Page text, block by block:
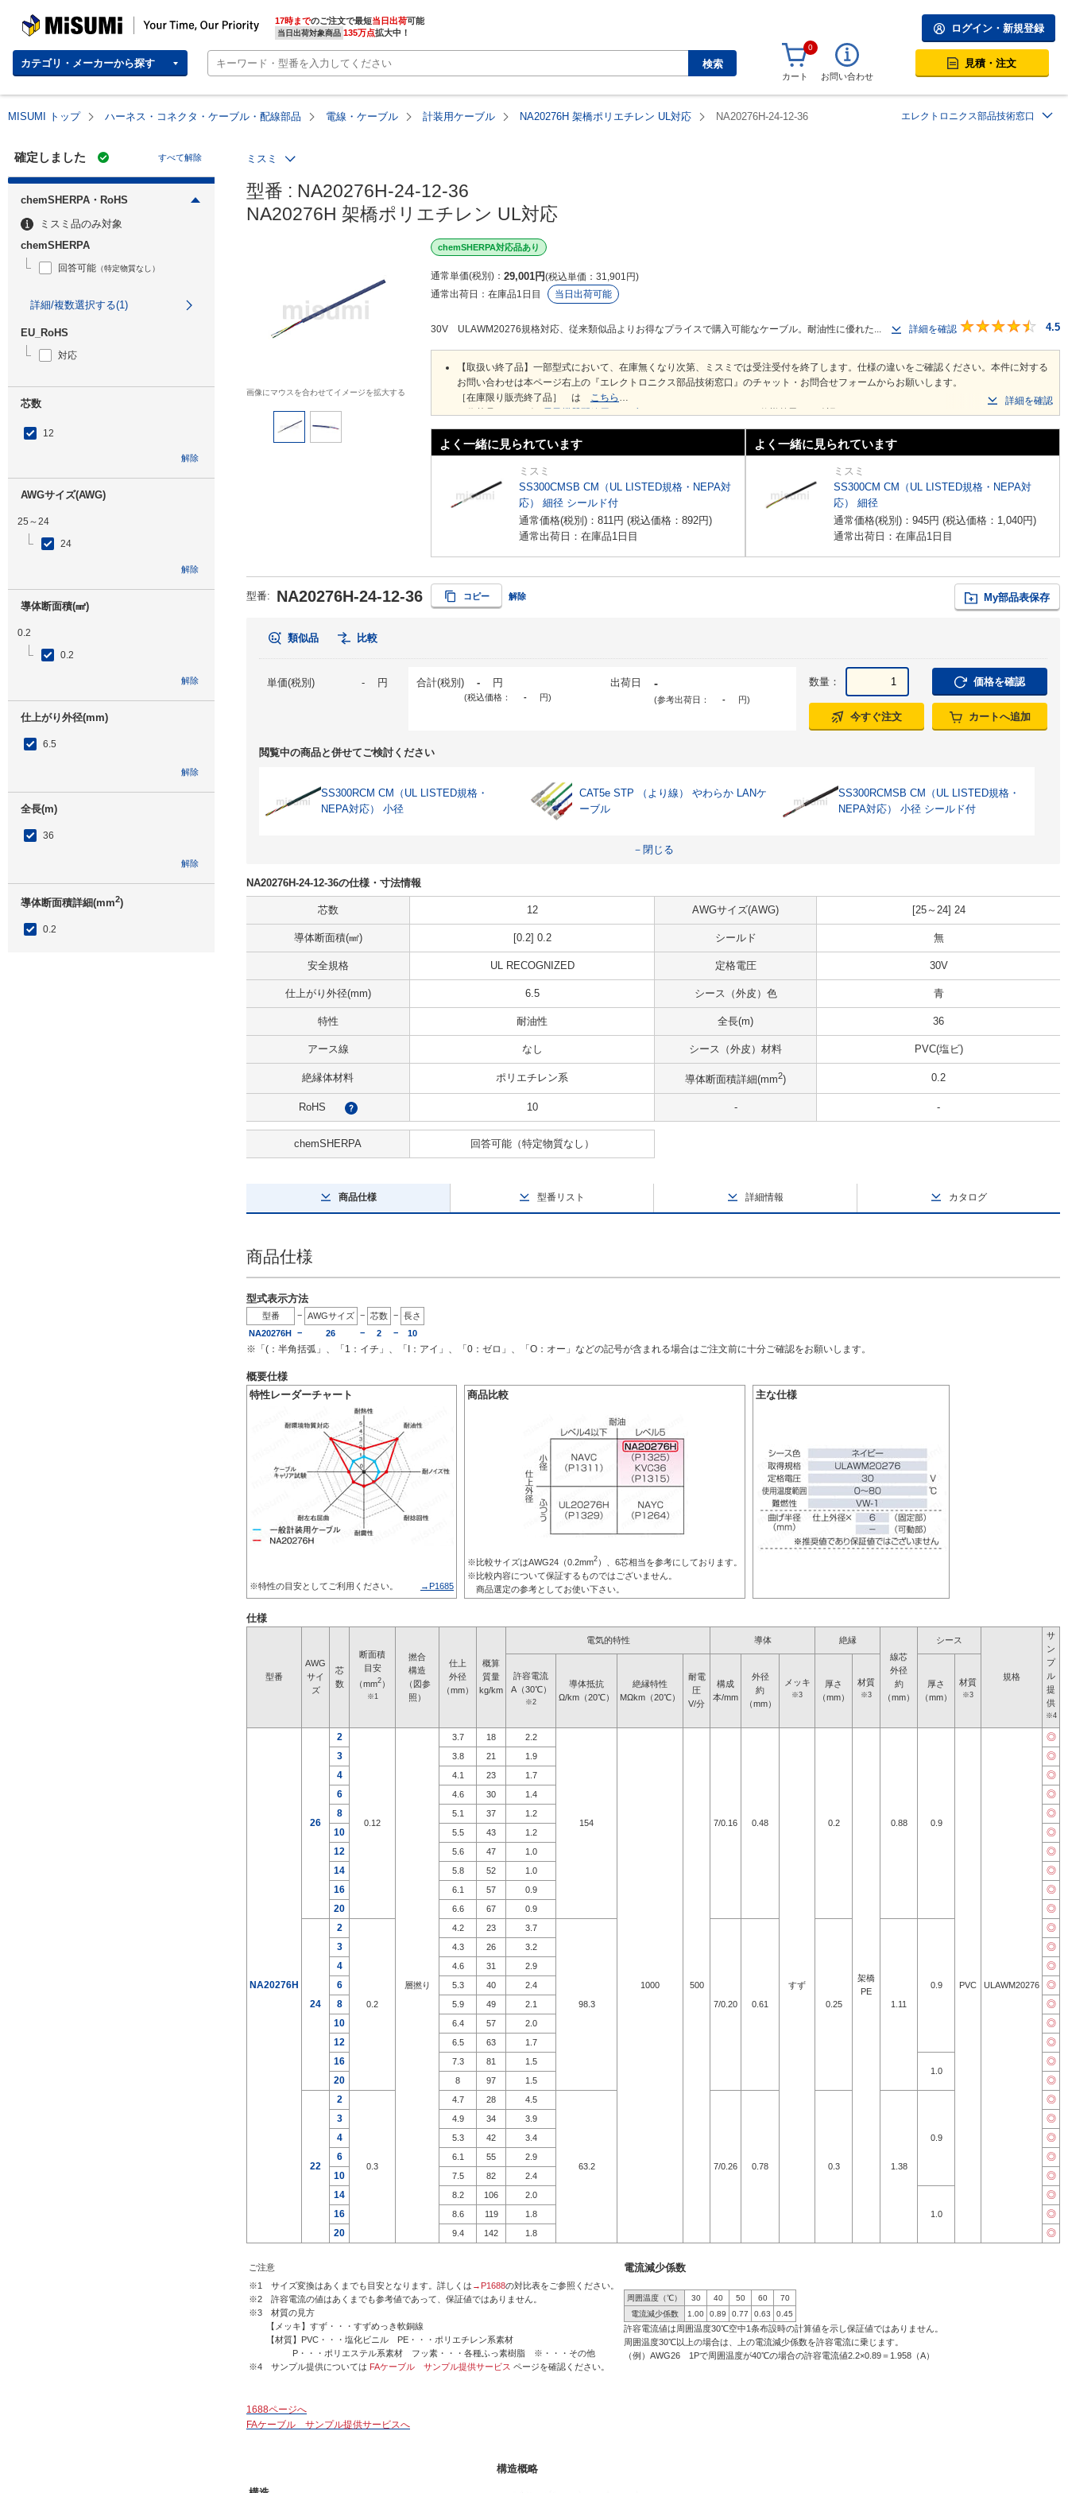
MISUMI | Your Time, Our Priority 17時までのご注文で最短当日出荷
当日出荷対象商品 135万点拡大中！
カテゴリ・メーカーから探す 検索
ログイン・新規登録
0
カート お問い合わせ
見積・注文
MISUMI トップ ハーネス・コネクタ・ケーブル・配線部品 電線・ケーブル 計装用ケーブル NA20276H 架橋ポリエチレン UL対応 NA20276H-24-12-36 エレクトロニクス部品技術窓口
確定しました すべて解除
chemSHERPA・RoHS
ミスミ品のみ対象
chemSHERPA
回答可能 （特定物質なし）
詳細/複数選択する(1)
EU_RoHS
対応
芯数
12
解除
AWGサイズ(AWG)
25～24
24
解除
導体断面積(㎟)
0.2
0.2
解除
仕上がり外径(mm)
6.5
解除
全長(m)
36
解除
導体断面積詳細(mm2)
0.2
ミスミ
型番 : NA20276H-24-12-36
NA20276H 架橋ポリエチレン UL対応
画像にマウスを合わせてイメージを拡大する
chemSHERPA対応品あり
通常単価(税別) 29,001円 税込単価 31,901 円
通常出荷日： 在庫品1日目 当日出荷可能
30V ULAWM20276規格対応、従来類似品よりお得なプライスで購入可能なケーブル。耐油性に優れた... 詳細を確認 4.5
【取扱い終了品】一部型式において、在庫無くなり次第、ミスミでは受注受付を終了します。仕様の違いをご確認ください。本件に対する
お問い合わせは本ページ右上の『エレクトロニクス部品技術窓口』のチャット・お問合せフォームからお願いします。
［在庫限り販売終了品］ は こちら
※代替品シリーズ電子機器配線用ケーブル HK／20276 XL LFから仕様差異をご確認ください。
詳細を確認
よく一緒に見られています
ミスミ
SS300CMSB CM（UL LISTED規格・NEPA対
応） 細径 シールド付
通常価格(税別)： 811円 (税込価格： 892円)
通常出荷日：在庫品1日目
よく一緒に見られています
ミスミ
SS300CM CM（UL LISTED規格・NEPA対
応） 細径
通常価格(税別)： 945円 (税込価格： 1,040円)
通常出荷日：在庫品1日目
型番: NA20276H-24-12-36 コピー 解除 My部品表保存
類似品 比較
単価(税別) - 円 合計(税別) - 円
(税込価格： - 円)
出荷日 -
(参考出荷日： - 円)
数量： 価格を確認
今すぐ注文 カートへ追加
閲覧中の商品と併せてご検討ください
SS300RCM CM（UL LISTED規格・
NEPA対応） 小径
CAT5e STP （より線） やわらか LANケ
ーブル
SS300RCMSB CM（UL LISTED規格・
NEPA対応） 小径 シールド付
－閉じる
NA20276H-24-12-36の仕様・寸法情報
芯数 12 AWGサイズ(AWG) [25～24] 24
導体断面積(㎟) [0.2] 0.2 シールド 無
安全規格 UL RECOGNIZED 定格電圧 30V
仕上がり外径(mm) 6.5 シース（外皮）色 青
特性 耐油性 全長(m) 36
アース線 なし シース（外皮）材料 PVC(塩ビ)
絶縁体材料 ポリエチレン系 導体断面積詳細(mm2) 0.2
RoHS ? 10 - -
chemSHERPA 回答可能（特定物質なし）
商品仕様 型番リスト 詳細情報 カタログ
商品仕様
型式表示方法
型番 − AWGサイズ − 芯数 − 長さ
NA20276H − 26 − 2 − 10
※「(：半角括弧」、「1：イチ」、「I：アイ」、「0：ゼロ」、「O：オー」などの記号が含まれる場合はご注文前に十分ご確認をお願いします。
概要仕様
特性レーダーチャート
商品比較 主な仕様
※比較サイズはAWG24（0.2mm2 ）、6芯相当を参考にしております。
※比較内容について保証するものではございません。
商品選定の参考としてお使い下さい。
※特性の目安としてご利用ください。 →P1685
仕様
型番
AWG
サイ
ズ
芯
数
断面積
目安
（mm2 ）
※1
撚合
構造
（図参
照）
仕上
外径
（mm）
概算
質量
kg/km
電気的特性 導体
絶縁
線芯
外径
約
（mm）
シース
規格
サ
ン
プ
ル
提
供
※4
許容電流
A（30℃）
※2
導体抵抗
Ω/km（20℃）
絶縁特性
MΩkm（20℃）
耐電
圧
V/分
構成
本/mm
外径
約
（mm）
メッキ
※3
厚さ
（mm）
材質
※3
厚さ
（mm）
材質
※3
NA20276H
26
2
0.12
層撚り
3.7 18 2.2
154
1000 500
7/0.16 0.48
すず
0.2
架橋
PE
0.88 0.9
PVC ULAWM20276
◎
3
3.8 21 1.9
◎
4
4.1 23 1.7
◎
6
4.6 30 1.4
◎
8
5.1 37 1.2
◎
10
5.5 43 1.2
◎
12
5.6 47 1.0
◎
14
5.8 52 1.0
◎
16
6.1 57 0.9
◎
20
6.6 67 0.9 ◎
24
2
0.2
4.2 23 3.7
98.3 7/0.20 0.61 0.25 1.11
0.9
◎
3
4.3 26 3.2
◎
4
4.6 31 2.9
◎
6
5.3 40 2.4
◎
8
5.9 49 2.1
◎
10
6.4 57 2.0
◎
12
6.5 63 1.7
◎
16
7.3 81
1.5
1.0
◎
20
8 97 1.5 ◎
22
2
0.3
4.7 28 4.5
63.2 7/0.26 0.78 0.3 1.38
0.9
◎
3
4.9 34 3.9
◎
4
5.3 42 3.4
◎
6
6.1 55 2.9
◎
10
7.5 82 2.4
◎
14
8.2 106
2.0
1.0
◎
16
8.6 119 1.8
◎
20
9.4 142 1.8 ◎
ご注意 電流減少係数
※1 サイズ変換はあくまでも目安となります。詳しくは →P1688の対比表をご参照ください。
※2 許容電流の値はあくまでも参考値であって、保証値ではありません。
※3 材質の見方
【メッキ】すず・・・すずめっき軟銅線
【材質】PVC・・・塩化ビニル PE・・・ポリエチレン系素材
P・・・ポリエステル系素材 フッ素・・・各種ふっ素樹脂 ※・・・その他
※4 サンプル提供については FAケーブル サンプル提供サービス ページを確認ください。
周囲温度（℃） 30 40 50 60
70
電流減少係数
1.00 0.89 0.77 0.63 0.45
許容電流値は周囲温度30℃空中1条布設時の計算値を示し保証値ではありません。
周囲温度30℃以上の場合は、上の電流減少係数を許容電流に乗じます。
（例）AWG26 1Pで周囲温度が40℃の場合の許容電流値2.2×0.89＝1.958（A）
1688ページへ
FAケーブル サンプル提供サービスへ
構造概略